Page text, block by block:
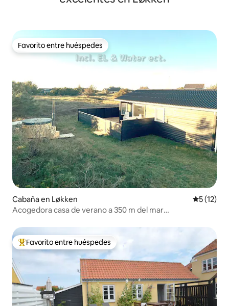
Favorito entre huéspedes
Favorito entre huéspedes
Cabaña en Løkken
5 (12)
Acogedora casa de verano a 350 m del mar
Favorito entre los huéspedes más destacados
Favorito entre huéspedes